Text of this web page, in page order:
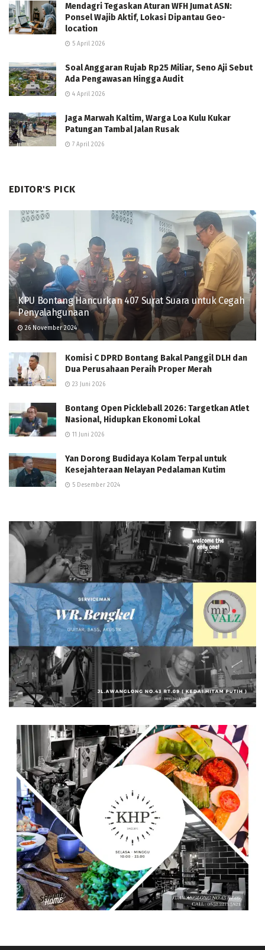
Mendagri Tegaskan Aturan WFH Jumat ASN:
Ponsel Wajib Aktif, Lokasi Dipantau Geo-
location
5 April 2026
Soal Anggaran Rujab Rp25 Miliar, Seno Aji Sebut
Ada Pengawasan Hingga Audit
4 April 2026
Jaga Marwah Kaltim, Warga Loa Kulu Kukar
Patungan Tambal Jalan Rusak
7 April 2026
EDITOR'S PICK
KPU Bontang Hancurkan 407 Surat Suara untuk Cegah
Penyalahgunaan
26 November 2024
Komisi C DPRD Bontang Bakal Panggil DLH dan
Dua Perusahaan Peraih Proper Merah
23 Juni 2026
Bontang Open Pickleball 2026: Targetkan Atlet
Nasional, Hidupkan Ekonomi Lokal
11 Juni 2026
Yan Dorong Budidaya Kolam Terpal untuk
Kesejahteraan Nelayan Pedalaman Kutim
5 Desember 2024